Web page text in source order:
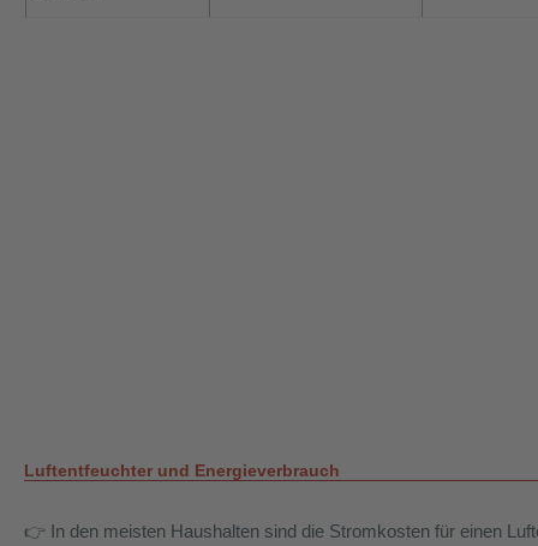
Luftentfeuchter und Energieverbrauch
👉 In den meisten Haushalten sind die Stromkosten für einen